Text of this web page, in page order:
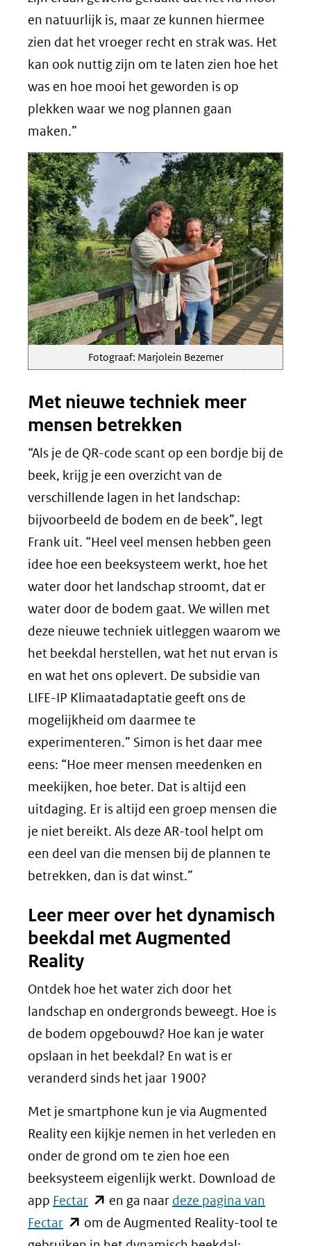
en natuurlijk is, maar ze kunnen hiermee
zien dat het vroeger recht en strak was. Het
kan ook nuttig zijn om te laten zien hoe het
was en hoe mooi het geworden is op
plekken waar we nog plannen gaan
maken.”
Fotograaf: Marjolein Bezemer
Met nieuwe techniek meer
mensen betrekken
“Als je de QR-code scant op een bordje bij de
beek, krijg je een overzicht van de
verschillende lagen in het landschap:
bijvoorbeeld de bodem en de beek”, legt
Frank uit. “Heel veel mensen hebben geen
idee hoe een beeksysteem werkt, hoe het
water door het landschap stroomt, dat er
water door de bodem gaat. We willen met
deze nieuwe techniek uitleggen waarom we
het beekdal herstellen, wat het nut ervan is
en wat het ons oplevert. De subsidie van
LIFE-IP Klimaatadaptatie geeft ons de
mogelijkheid om daarmee te
experimenteren.” Simon is het daar mee
eens: “Hoe meer mensen meedenken en
meekijken, hoe beter. Dat is altijd een
uitdaging. Er is altijd een groep mensen die
je niet bereikt. Als deze AR-tool helpt om
een deel van die mensen bij de plannen te
betrekken, dan is dat winst.”
Leer meer over het dynamisch
beekdal met Augmented
Reality
Ontdek hoe het water zich door het
landschap en ondergronds beweegt. Hoe is
de bodem opgebouwd? Hoe kan je water
opslaan in het beekdal? En wat is er
veranderd sinds het jaar 1900?
Met je smartphone kun je via Augmented
Reality een kijkje nemen in het verleden en
onder de grond om te zien hoe een
beeksysteem eigenlijk werkt. Download de
app Fectar(opent
in
en ga naar deze pagina van
Fectar(opentom de Augmented Reality-tool te